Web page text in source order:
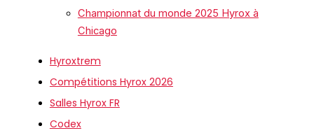
Championnat du monde 2025 Hyrox à
Chicago
Hyroxtrem
Compétitions Hyrox 2026
Salles Hyrox FR
Codex